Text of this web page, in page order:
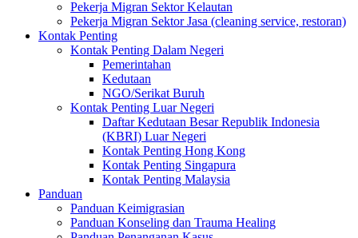
Pekerja Migran Sektor Kelautan
Pekerja Migran Sektor Jasa (cleaning service, restoran)
Kontak Penting
Kontak Penting Dalam Negeri
Pemerintahan
Kedutaan
NGO/Serikat Buruh
Kontak Penting Luar Negeri
Daftar Kedutaan Besar Republik Indonesia
(KBRI) Luar Negeri
Kontak Penting Hong Kong
Kontak Penting Singapura
Kontak Penting Malaysia
Panduan
Panduan Keimigrasian
Panduan Konseling dan Trauma Healing